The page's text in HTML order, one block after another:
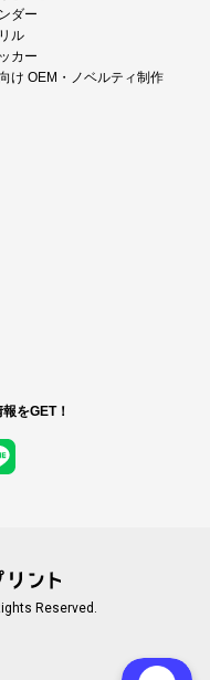
ダー
ル
カー
け OEM・ノベルティ制作
をGET！
Reserved.